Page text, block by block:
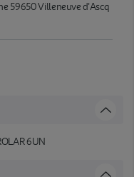
59650 Villeneuve d'Ascq
6UN